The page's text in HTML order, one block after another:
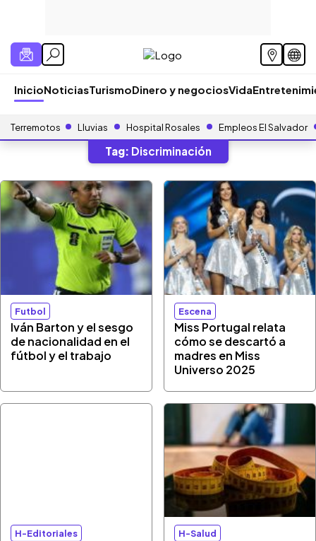
InicioNoticiasTurismoDinero y negociosVida
Terremotos Lluvias Hospital Rosales Empleos El Salvador
Tag: Discriminación
Futbol
Iván Barton y el sesgo
de nacionalidad en el
fútbol y el trabajo
Escena
Miss Portugal relata
cómo se descartó a
madres en Miss
Universo 2025
H-Editoriales H-Salud